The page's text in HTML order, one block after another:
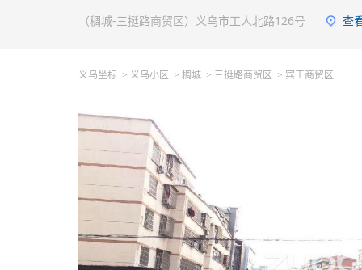
（稠城-三挺路商贸区）义乌市工人北路126号 查
义乌坐标 > 义乌小区 > 稠城 > 三挺路商贸区 > 宾王商贸区